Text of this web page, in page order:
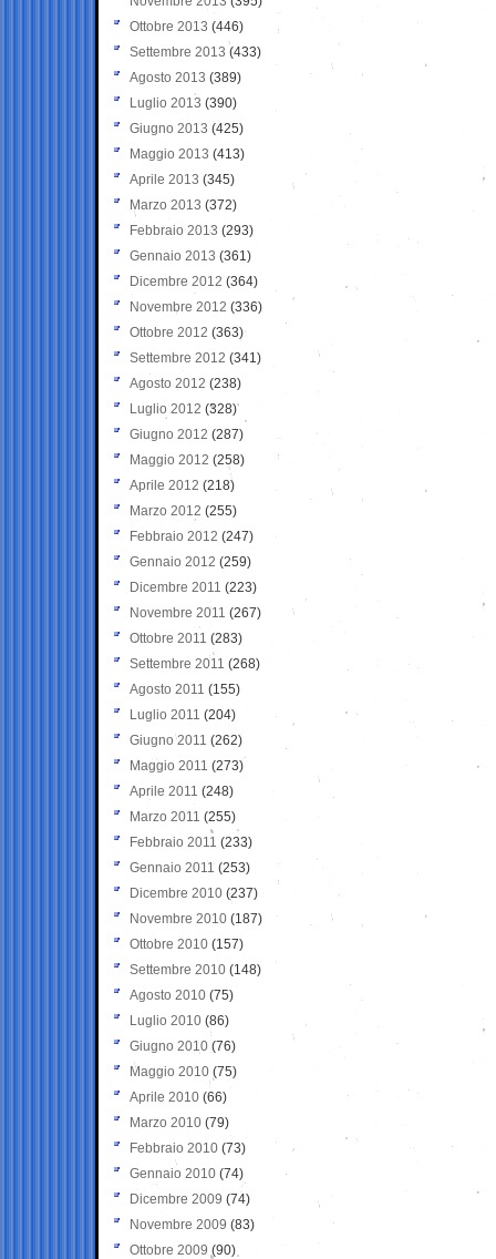
Ottobre 2013 (446)
Settembre 2013 (433)
Agosto 2013 (389)
Luglio 2013 (390)
Giugno 2013 (425)
Maggio 2013 (413)
Aprile 2013 (345)
Marzo 2013 (372)
Febbraio 2013 (293)
Gennaio 2013 (361)
Dicembre 2012 (364)
Novembre 2012 (336)
Ottobre 2012 (363)
Settembre 2012 (341)
Agosto 2012 (238)
Luglio 2012 (328)
Giugno 2012 (287)
Maggio 2012 (258)
Aprile 2012 (218)
Marzo 2012 (255)
Febbraio 2012 (247)
Gennaio 2012 (259)
Dicembre 2011 (223)
Novembre 2011 (267)
Ottobre 2011 (283)
Settembre 2011 (268)
Agosto 2011 (155)
Luglio 2011 (204)
Giugno 2011 (262)
Maggio 2011 (273)
Aprile 2011 (248)
Marzo 2011 (255)
Febbraio 2011 (233)
Gennaio 2011 (253)
Dicembre 2010 (237)
Novembre 2010 (187)
Ottobre 2010 (157)
Settembre 2010 (148)
Agosto 2010 (75)
Luglio 2010 (86)
Giugno 2010 (76)
Maggio 2010 (75)
Aprile 2010 (66)
Marzo 2010 (79)
Febbraio 2010 (73)
Gennaio 2010 (74)
Dicembre 2009 (74)
Novembre 2009 (83)
Ottobre 2009 (90)